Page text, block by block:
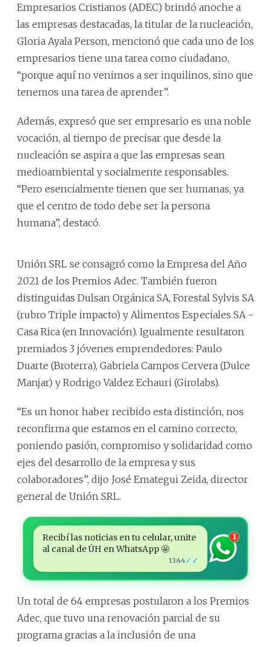
Empresarios Cristianos (ADEC) brindó anoche a
las empresas destacadas, la titular de la nucleación,
Gloria Ayala Person, mencionó que cada uno de los
empresarios tiene una tarea como ciudadano,
“porque aquí no venimos a ser inquilinos, sino que
tenemos una tarea de aprender”.
Además, expresó que ser empresario es una noble
vocación, al tiempo de precisar que desde la
nucleación se aspira a que las empresas sean
medioambiental y socialmente responsables.
“Pero esencialmente tienen que ser humanas, ya
que el centro de todo debe ser la persona
humana”, destacó.
Unión SRL se consagró como la Empresa del Año
2021 de los Premios Adec. También fueron
distinguidas Dulsan Orgánica SA, Forestal Sylvis SA
(rubro Triple impacto) y Alimentos Especiales SA -
Casa Rica (en Innovación). Igualmente resultaron
premiados 3 jóvenes emprendedores: Paulo
Duarte (Broterra), Gabriela Campos Cervera (Dulce
Manjar) y Rodrigo Valdez Echauri (Girolabs).
“Es un honor haber recibido esta distinción, nos
reconfirma que estamos en el camino correcto,
poniendo pasión, compromiso y solidaridad como
ejes del desarrollo de la empresa y sus
colaboradores”, dijo José Emategui Zeida, director
general de Unión SRL.
Recibí las noticias en tu celular, unite
al canal de ÚH en WhatsApp 🤩
13:44✓✓
1
Un total de 64 empresas postularon a los Premios
Adec, que tuvo una renovación parcial de su
programa gracias a la inclusión de una